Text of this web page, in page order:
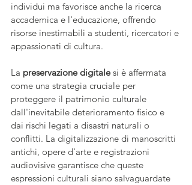
individui ma favorisce anche la ricerca
accademica e l'educazione, offrendo
risorse inestimabili a studenti, ricercatori e
appassionati di cultura.
La preservazione digitale si è affermata
come una strategia cruciale per
proteggere il patrimonio culturale
dall'inevitabile deterioramento fisico e
dai rischi legati a disastri naturali o
conflitti. La digitalizzazione di manoscritti
antichi, opere d'arte e registrazioni
audiovisive garantisce che queste
espressioni culturali siano salvaguardate